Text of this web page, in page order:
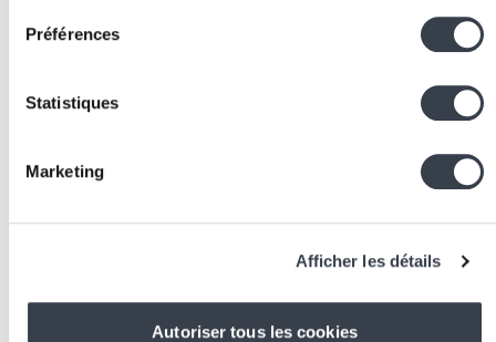
Préférences
Statistiques
Marketing
Afficher les détails
Autoriser tous les cookies
des permissions, et les mécanismes de protection
portail avec des technologies éprouvées (
Django
pour les données) en intégrant les API de connexion
Phase pilote :déployer le portail avec un groupe
retours et ajuster l'ergonomie et les fonctionnalités
avant le lancement général.
Déploiement et accompagnement :